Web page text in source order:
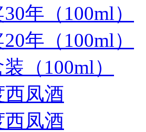
年（100ml）
年（100ml）
（100ml）
西凤酒
西凤酒